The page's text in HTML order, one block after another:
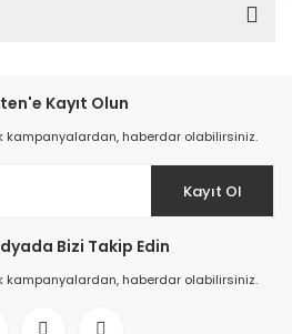
Kayıt Olun
kampanyalardan, haberdar olabilirsiniz.
Kayıt Ol
Bizi Takip Edin
kampanyalardan, haberdar olabilirsiniz.